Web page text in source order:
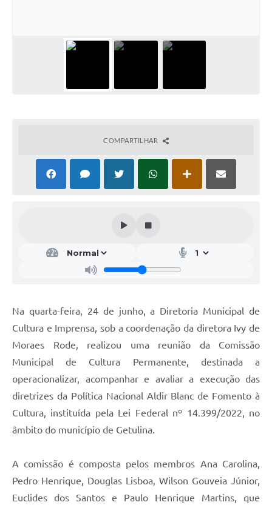
COMPARTILHAR
Na quarta-feira, 24 de junho, a Diretoria Municipal de
Cultura e Imprensa, sob a coordenação da diretora Ivy de
Moraes Rode, realizou uma reunião da Comissão
Municipal de Cultura Permanente, destinada a
operacionalizar, acompanhar e avaliar a execução das
diretrizes da Política Nacional Aldir Blanc de Fomento à
Cultura, instituída pela Lei Federal nº 14.399/2022, no
âmbito do município de Getulina.
A comissão é composta pelos membros Ana Carolina,
Pedro Henrique, Douglas Lisboa, Wilson Gouveia Júnior,
Euclides dos Santos e Paulo Henrique Martins, que